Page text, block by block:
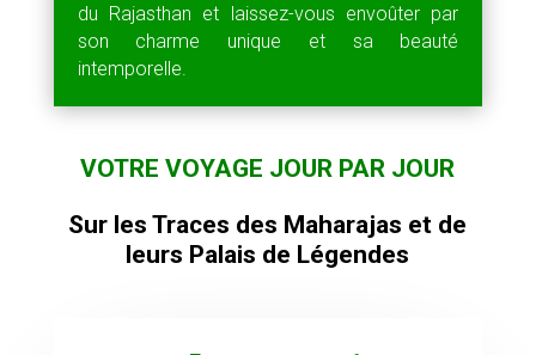
du Rajasthan et laissez-vous envoûter par
son charme unique et sa beauté
intemporelle.
VOTRE VOYAGE JOUR PAR JOUR
Sur les Traces des Maharajas et de
leurs Palais de Légendes